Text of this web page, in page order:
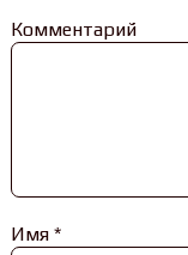
Комментарий
Имя *